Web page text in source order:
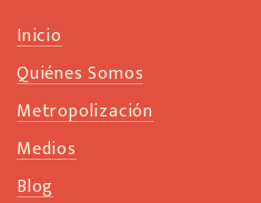
Inicio
Quiénes Somos
Metropolización
Medios
Blog